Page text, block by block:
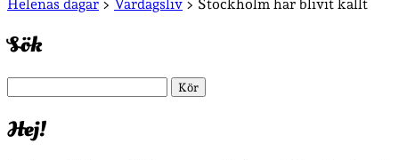
Sidopanel
Helenas dagar > Vardagsliv > Stockholm har blivit kallt
Sök
Hej!